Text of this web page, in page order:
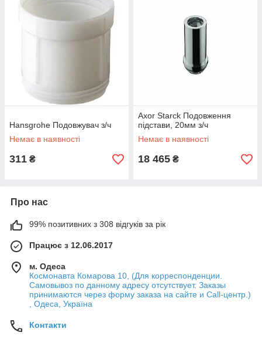
Hansgrohe Подовжувач з/ч
Немає в наявності
311 ₴
Axor Starck Подовження
підстави, 20мм з/ч
Немає в наявності
18 465 ₴
Про нас
99% позитивних з 308 відгуків за рік
Працює з 12.06.2017
м. Одеса
Космонавта Комарова 10, (Для корреспонденции.
Самовывоз по данному адресу отсутствует. Заказы
принимаются через форму заказа на сайте и Call-центр.)
, Одеса, Україна
Контакти